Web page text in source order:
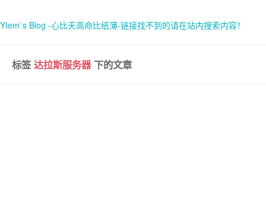
YIem`s Blog -心比天高命比纸薄-链接找不到的请在站内搜索内容！
首页
标签达拉斯服务器 下的文章